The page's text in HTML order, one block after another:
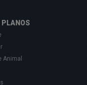
PLANOS
Animal